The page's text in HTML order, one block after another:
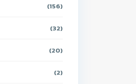
(156)
(32)
(20)
(2)